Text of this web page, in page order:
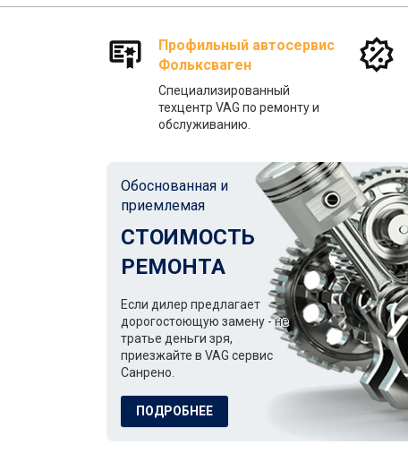
Профильный автосервис
Фольксваген
Специализированный
техцентр VAG по ремонту и
обслуживанию.
Обоснованная и
приемлемая
СТОИМОСТЬ
РЕМОНТА
Если дилер предлагает
дорогостоющую замену - не
тратье деньги зря,
приезжайте в VAG сервис
Санрено.
ПОДРОБНЕЕ